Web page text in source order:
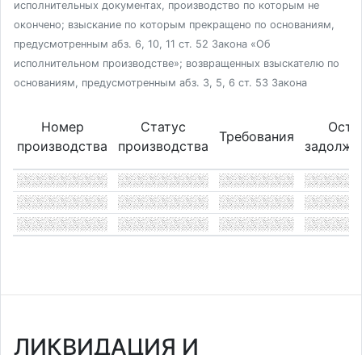
исполнительных документах, производство по которым не
окончено; взыскание по которым прекращено по основаниям,
предусмотренным абз. 6, 10, 11 ст. 52 Закона «Об
исполнительном производстве»; возвращенных взыскателю по
основаниям, предусмотренным абз. 3, 5, 6 ст. 53 Закона
Номер
производства
Статус
производства
Требования
ЛИКВИДАЦИЯ И